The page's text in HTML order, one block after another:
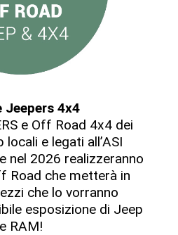
Jeepers 4x4
e Off Road 4x4 dei
locali e legati all’ASI
nel 2026 realizzeranno
Road che metterà in
che lo vorranno
esposizione di Jeep
e RAM!